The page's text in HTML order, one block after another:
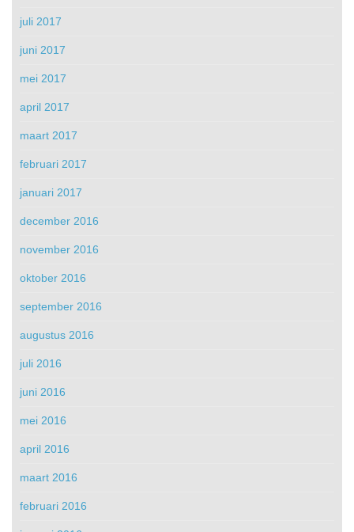
juli 2017
juni 2017
mei 2017
april 2017
maart 2017
februari 2017
januari 2017
december 2016
november 2016
oktober 2016
september 2016
augustus 2016
juli 2016
juni 2016
mei 2016
april 2016
maart 2016
februari 2016